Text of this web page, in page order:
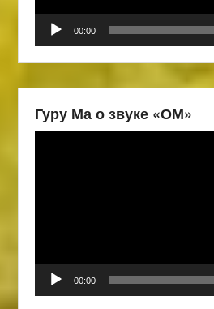
00:00
Гуру Ма о звуке «ОМ»
00:00